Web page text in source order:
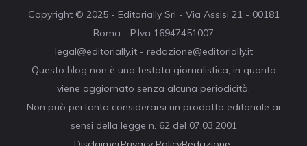
Copyright © 2025 - Editorially Srl - Via Assisi 21 - 00181
Roma - P.Iva 16947451007
legal@editorially.it - redazione@editorially.it
Questo blog non è una testata giornalistica, in quanto
viene aggiornato senza alcuna periodicità.
Non può pertanto considerarsi un prodotto editoriale ai
sensi della legge n. 62 del 07.03.2001